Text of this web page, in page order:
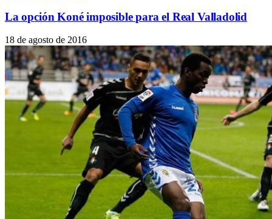
La opción Koné imposible para el Real Valladolid
18 de agosto de 2016